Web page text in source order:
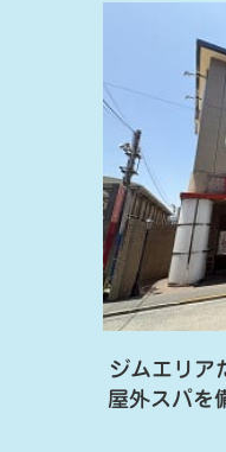
ジムエリア
屋外スパを